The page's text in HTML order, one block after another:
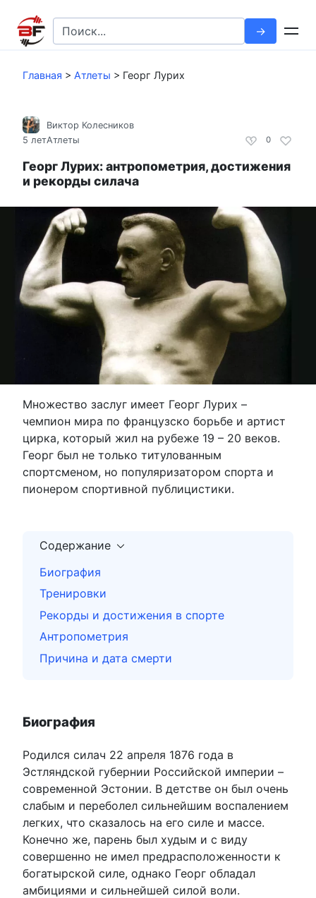
контенту
Search
for:
Главная > Атлеты > Георг Лурих
0
Виктор Колесников
5 летАтлеты
Георг Лурих: антропометрия, достижения
и рекорды силача
Множество заслуг имеет Георг Лурих –
чемпион мира по французско борьбе и артист
цирка, который жил на рубеже 19 – 20 веков.
Георг был не только титулованным
спортсменом, но популяризатором спорта и
пионером спортивной публицистики.
Содержание
Биография
Тренировки
Рекорды и достижения в спорте
Антропометрия
Причина и дата смерти
Биография
Родился силач 22 апреля 1876 года в
Эстляндской губернии Российской империи –
современной Эстонии. В детстве он был очень
слабым и переболел сильнейшим воспалением
легких, что сказалось на его силе и массе.
Конечно же, парень был худым и с виду
совершенно не имел предрасположенности к
богатырской силе, однако Георг обладал
амбициями и сильнейшей силой воли.